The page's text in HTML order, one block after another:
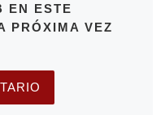
EN ESTE
PRÓXIMA VEZ